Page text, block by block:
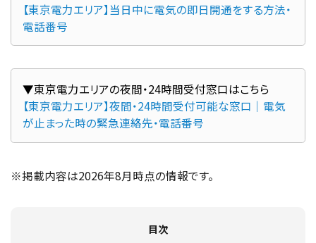
【東京電力エリア】当日中に電気の即日開通をする方法・
電話番号
【東京電力エリア】夜間・24時間受付可能な窓口｜電気
が止まった時の緊急連絡先・電話番号
※掲載内容は2026年8月時点の情報です。
目次